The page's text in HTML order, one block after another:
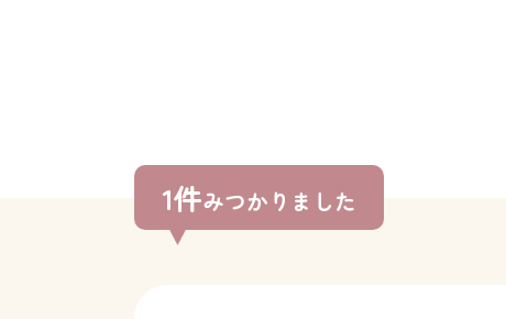
1件みつかりました